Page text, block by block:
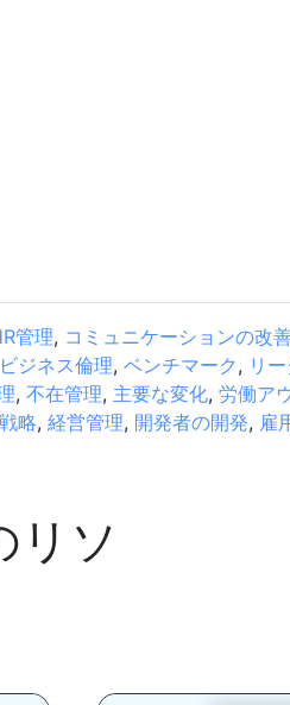
管理, コミュニケーションの改
ビジネス倫理, ベンチマーク , リ
, 不在管理, 主要な変化, 労働ア
略, 経営管理, 開発者の開発, 雇
リソ